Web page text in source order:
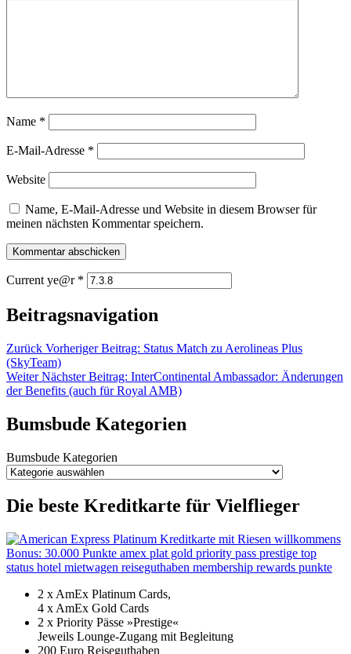
Name *
E-Mail-Adresse *
Website
Name, E-Mail-Adresse und Website in diesem Browser für
meinen nächsten Kommentar speichern.
Current ye@r *
Beitragsnavigation
Zurück Vorheriger Beitrag: Status Match zu Aerolineas Plus
(SkyTeam)
Weiter Nächster Beitrag: InterContinental Ambassador: Änderungen
der Benefits (auch für Royal AMB)
Bumsbude Kategorien
Bumsbude Kategorien
Die beste Kreditkarte für Vielflieger
2 x AmEx Platinum Cards,
4 x AmEx Gold Cards
2 x Priority Pässe »Prestige«
Jeweils Lounge-Zugang mit Begleitung
200 Euro Reiseguthaben